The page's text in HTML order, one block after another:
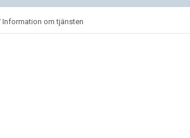
Information om tjänsten